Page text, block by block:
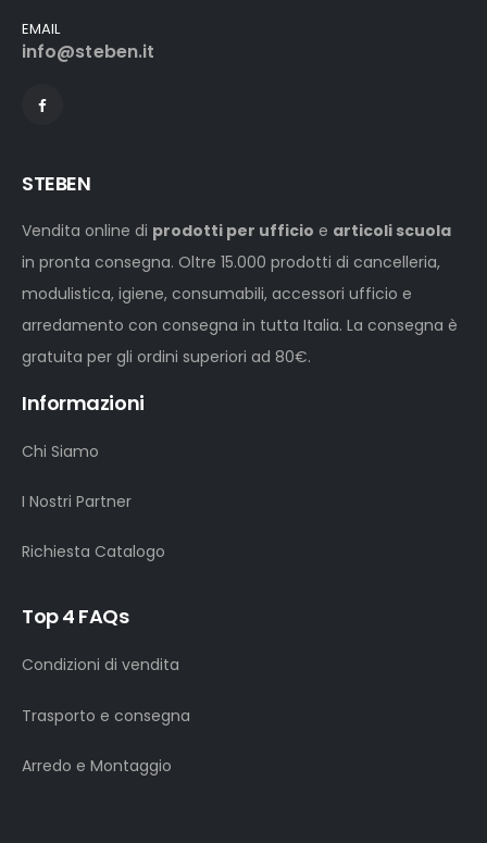
EMAIL
info@steben.it
STEBEN
Vendita online di prodotti per ufficio e articoli scuola
in pronta consegna. Oltre 15.000 prodotti di cancelleria,
modulistica, igiene, consumabili, accessori ufficio e
arredamento con consegna in tutta Italia. La consegna è
gratuita per gli ordini superiori ad 80€.
Informazioni
Chi Siamo
I Nostri Partner
Richiesta Catalogo
Top 4 FAQs
Condizioni di vendita
Trasporto e consegna
Arredo e Montaggio